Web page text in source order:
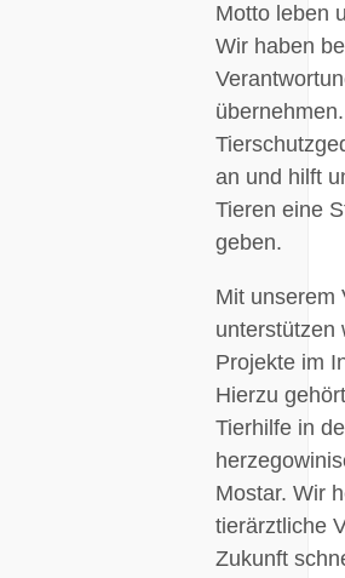
Motto leben
Wir haben
an und hilft
Tieren eine
geben.
Mit unserem
unterstützen
Projekte im
Hierzu
Tierhilfe in
Mostar. Wir
tierärztliche
Zukunft